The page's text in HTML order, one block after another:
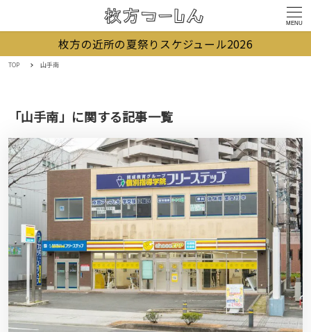
MENU
枚方の近所の夏祭りスケジュール2026
TOP 山手南
「山手南」に関する記事一覧